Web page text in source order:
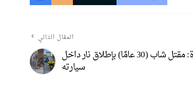
المقال التالي
الناصرة: مقتل شاب (30 عامًا) بإطلاق نار داخل
سيارته